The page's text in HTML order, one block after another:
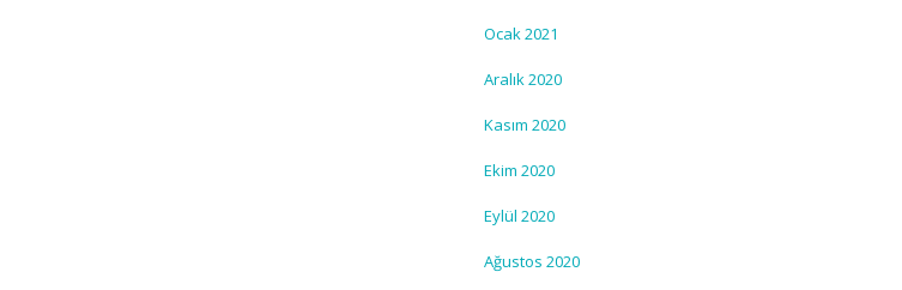
Ocak 2021
Aralık 2020
Kasım 2020
Ekim 2020
Eylül 2020
Ağustos 2020